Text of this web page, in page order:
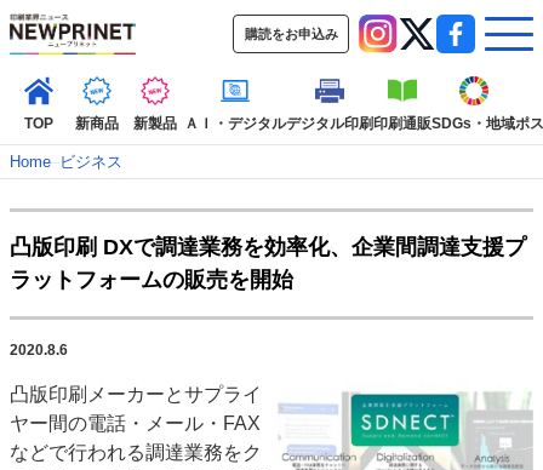
購読をお申込み
TOP 新商品 新製品 ＡＩ・デジタルデジタル印刷印刷通販SDGs・地域ポ
TOP
新着記事 特集記事
インタビュー
コレクション
SDGs・地域
ポストプレス ビジネス イベント 信用情報
業界
市場・統計
人事・移転・異動・訃報
Home–ビジネス
凸版印刷 DXで調達業務を効率化、企業間調達支援プ
ラットフォームの販売を開始
2020.8.6
凸版印刷メーカーとサプライ
ヤー間の電話・メール・FAX
などで行われる調達業務をク